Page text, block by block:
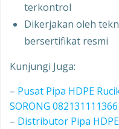
terkontrol
Dikerjakan oleh
bersertifikat resmi
Kunjungi Juga:
– Pusat Pipa HDPE
SORONG 082131111366
– Distributor Pipa